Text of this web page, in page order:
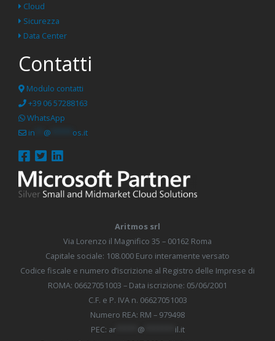
Cloud
Sicurezza
Data Center
Contatti
Modulo contatti
+39 06 57288163
WhatsApp
in
@ os.it
Aritmos srl
Via Lorenzo il Magnifico 35 – 00162 Roma
Capitale sociale: 108.000 Euro interamente versato
​Codice fiscale e numero d’iscrizione al Registro delle Imprese di
ROMA: 06627051003 – Data iscrizione: 05/06/2001​
C.F. e P. IVA n. 06627051003
Numero REA: ​RM – 979498​
PEC: ar***** @
il.it